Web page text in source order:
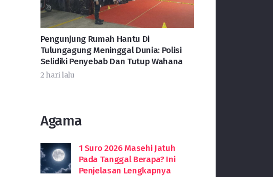
Pengunjung Rumah Hantu Di
Tulungagung Meninggal Dunia: Polisi
Selidiki Penyebab Dan Tutup Wahana
2 hari lalu
Agama
1 Suro 2026 Masehi Jatuh
Pada Tanggal Berapa? Ini
Penjelasan Lengkapnya